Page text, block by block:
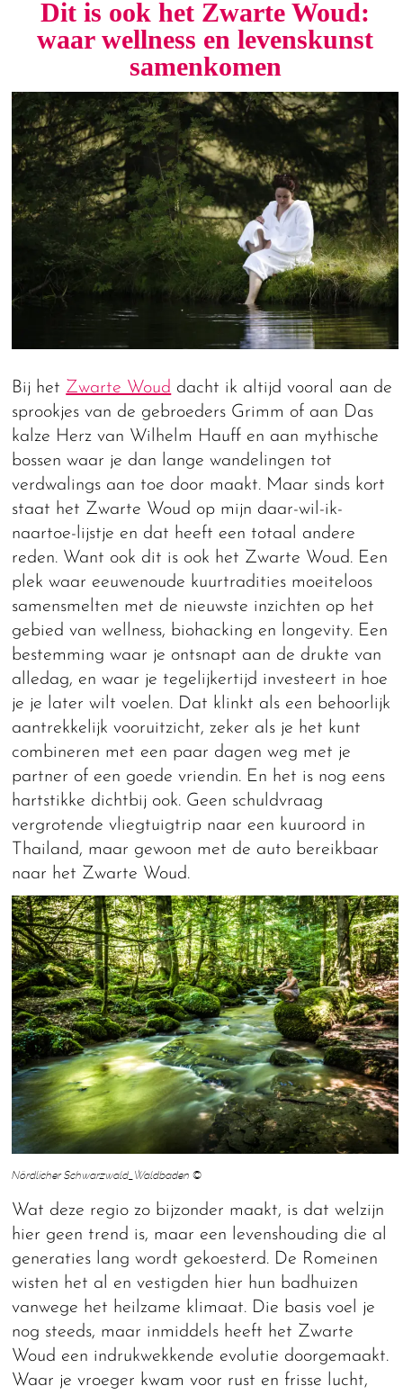
Dit is ook het Zwarte Woud:
waar wellness en levenskunst
samenkomen
Bij het Zwarte Woud dacht ik altijd vooral aan de
sprookjes van de gebroeders Grimm of aan Das
kalze Herz van Wilhelm Hauff en aan mythische
bossen waar je dan lange wandelingen tot
verdwalings aan toe door maakt. Maar sinds kort
staat het Zwarte Woud op mijn daar-wil-ik-
naartoe-lijstje en dat heeft een totaal andere
reden. Want ook dit is ook het Zwarte Woud. Een
plek waar eeuwenoude kuurtradities moeiteloos
samensmelten met de nieuwste inzichten op het
gebied van wellness, biohacking en longevity. Een
bestemming waar je ontsnapt aan de drukte van
alledag, en waar je tegelijkertijd investeert in hoe
je je later wilt voelen. Dat klinkt als een behoorlijk
aantrekkelijk vooruitzicht, zeker als je het kunt
combineren met een paar dagen weg met je
partner of een goede vriendin. En het is nog eens
hartstikke dichtbij ook. Geen schuldvraag
vergrotende vliegtuigtrip naar een kuuroord in
Thailand, maar gewoon met de auto bereikbaar
naar het Zwarte Woud.
Nördlicher Schwarzwald_Waldbaden ©
Wat deze regio zo bijzonder maakt, is dat welzijn
hier geen trend is, maar een levenshouding die al
generaties lang wordt gekoesterd. De Romeinen
wisten het al en vestigden hier hun badhuizen
vanwege het heilzame klimaat. Die basis voel je
nog steeds, maar inmiddels heeft het Zwarte
Woud een indrukwekkende evolutie doorgemaakt.
Waar je vroeger kwam voor rust en frisse lucht,